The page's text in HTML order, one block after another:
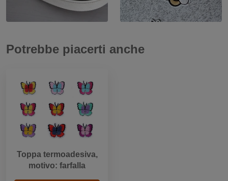
Potrebbe piacerti anche
Toppa termoadesiva,
motivo: farfalla